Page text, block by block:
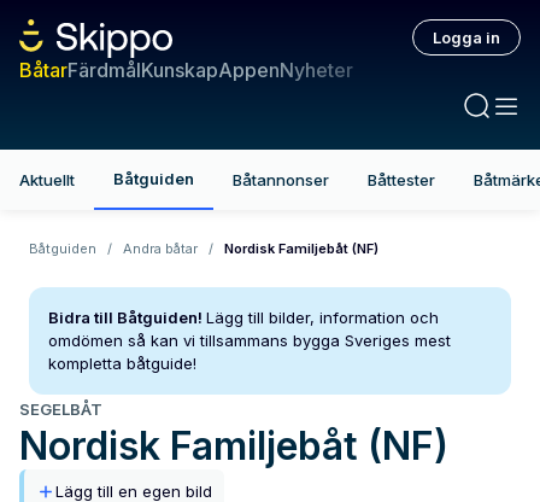
BåtarFärdmålKunskapAppenNyheter
Logga in
Aktuellt Båtguiden Båtannonser Båttester
Båtguiden / Andra båtar / Nordisk Familjebåt (NF)
Bidra till Båtguiden! Lägg till bilder, information och
omdömen så kan vi tillsammans bygga Sveriges mest
kompletta båtguide!
SEGELBÅT
Nordisk Familjebåt (NF)
Lägg till en egen bild